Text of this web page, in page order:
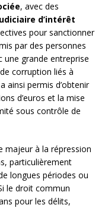
, avec des
d’intérêt
pour sanctionner
par des personnes
une grande entreprise
corruption liés à
ainsi permis d’obtenir
d’euros et la mise
sous contrôle de
majeur à la répression
particulièrement
longues périodes ou
le droit commun
pour les délits,